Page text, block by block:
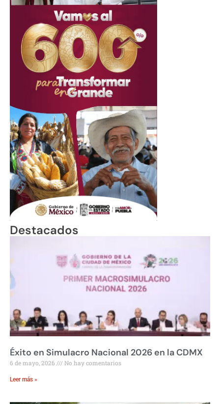
Destacados
Éxito en Simulacro Nacional 2026 en la CDMX
6 de mayo, 2026 No hay comentarios
Leer más »